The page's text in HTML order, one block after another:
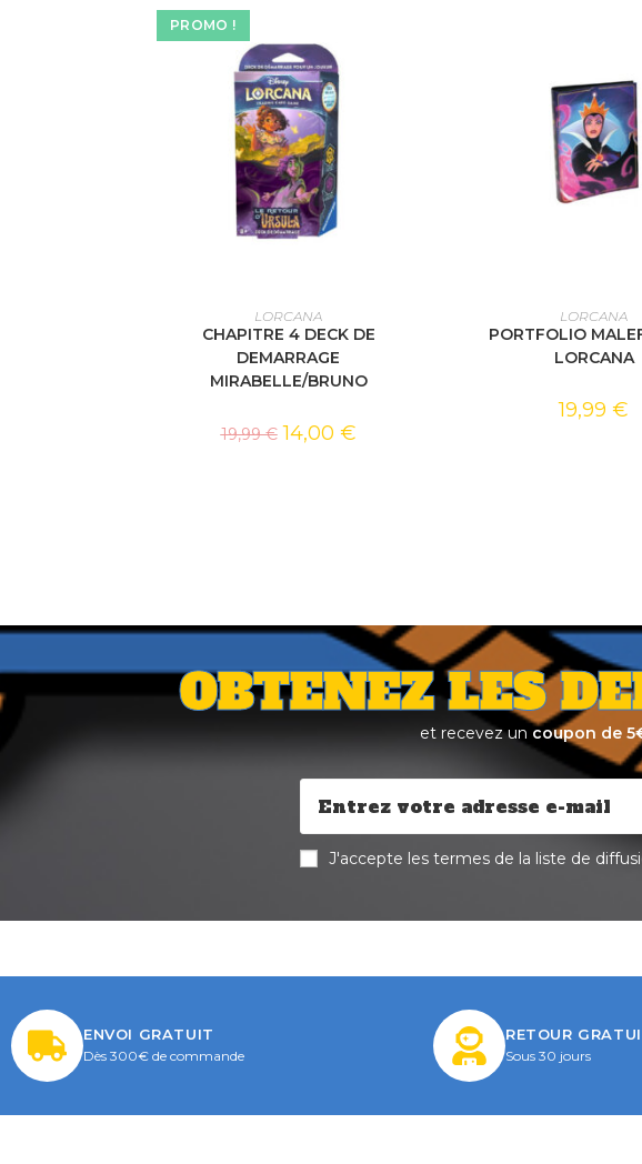
PROMO !
AJOUTER AU PANIER
LORCANA
CHAPITRE 4 DECK DE
DEMARRAGE
MIRABELLE/BRUNO
19,99€ 14,00 €
AJOUTER AU
LORCANA
PORTFOLIO
LORCANA
19,99 €
OBTENEZ LES
et recevez un coupon de
J'accepte les termes de la liste de
ENVOI GRATUIT
Dès 300€ de commande
RETOUR
Sous 30 jours